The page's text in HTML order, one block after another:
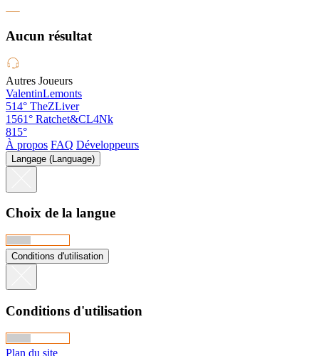
Aucun résultat
Autres Joueurs
ValentinLemonts
514° TheZLiver
1561° Ratchet&CL4Nk
815°
À propos FAQ Développeurs
Langage (Language)
Choix de la langue
Conditions d'utilisation
Conditions d'utilisation
Plan du site